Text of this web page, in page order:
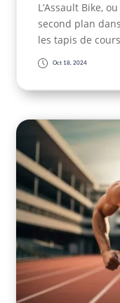
L’Assault Bike,
second plan
les tapis de
Oct 18, 2024